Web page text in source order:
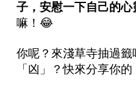
子，安慰一下自己的心
嘛！😂
你呢？來淺草寺抽過籤
「凶」？快來分享你